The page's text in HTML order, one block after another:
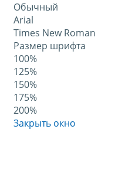
Обычный
Arial
Times New Roman
Размер шрифта
100%
125%
150%
175%
200%
Закрыть окно